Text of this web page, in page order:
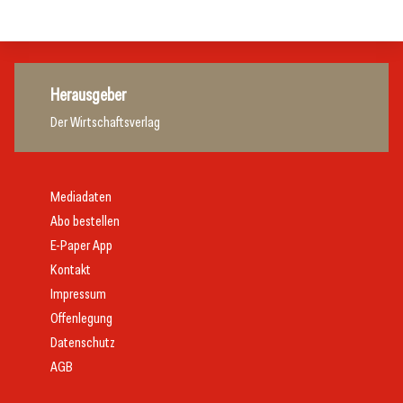
Herausgeber
Der Wirtschaftsverlag
Mediadaten
Abo bestellen
E-Paper App
Kontakt
Impressum
Offenlegung
Datenschutz
AGB